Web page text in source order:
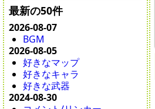
最新の50件
2026-08-07
BGM
2026-08-05
好きなマップ
好きなキャラ
好きな武器
2024-08-30